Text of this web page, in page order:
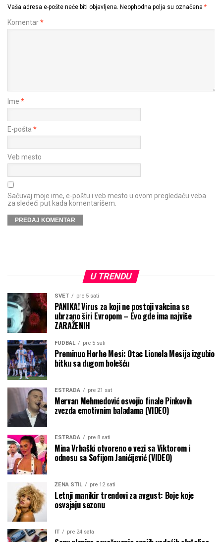
Vaša adresa e-pošte neće biti objavljena. Neophodna polja su označena *
Komentar*
Ime *
E-pošta *
Veb mesto
Sačuvaj moje ime, e-poštu i veb mesto u ovom pregledaču veba
za sledeći put kada komentarišem.
U TRENDU
SVET pre 5 sati
PANIKA! Virus za koji ne postoji vakcina se
ubrzano širi Evropom – Evo gde ima najviše
ZARAŽENIH
FUDBAL pre 5 sati
Preminuo Horhe Mesi: Otac Lionela Mesija izgubio
bitku sa dugom bolešću
ESTRADA pre 21 sat
Mervan Mehmedović osvojio finale Pinkovih
zvezda emotivnim baladama (VIDEO)
ESTRADA pre 8 sati
Mina Vrbaški otvoreno o vezi sa Viktorom i
odnosu sa Sofijom Janićijević (VIDEO)
ŽENA STIL pre 12 sati
Letnji manikir trendovi za avgust: Boje koje
osvajaju sezonu
IT pre 24 sata